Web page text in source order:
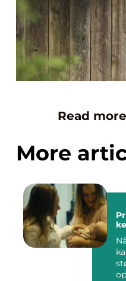
Read
More